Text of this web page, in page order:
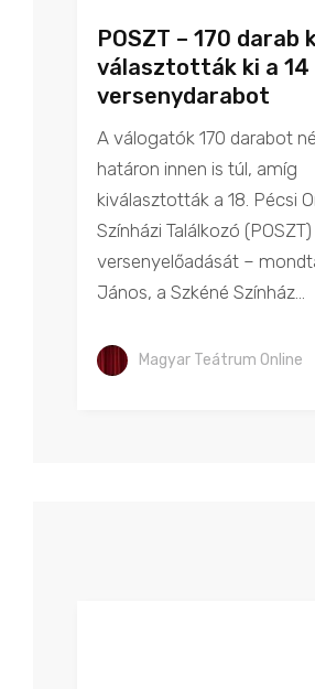
POSZT – 170 darab
választották ki a 14
versenydarabot
A válogatók 170 darabot
határon innen is túl, amíg
kiválasztották a 18. Pécsi
Színházi Találkozó (POSZT)
versenyelőadását –
János, a Szkéné Színház...
Magyar Teátrum Online